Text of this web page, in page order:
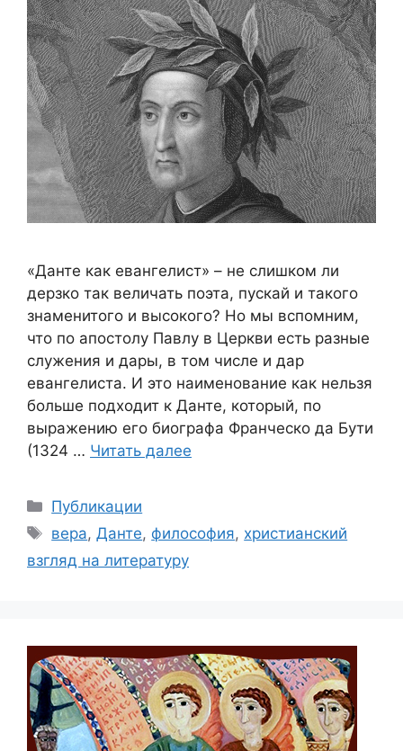
«Данте как евангелист» – не слишком ли
дерзко так величать поэта, пускай и такого
знаменитого и высокого? Но мы вспомним,
что по апостолу Павлу в Церкви есть разные
служения и дары, в том числе и дар
евангелиста. И это наименование как нельзя
больше подходит к Данте, который, по
выражению его биографа Франческо да Бути
(1324 … Читать далее
Рубрики
Публикации
Метки
вера,Данте, философия, христианский
взгляд на литературу